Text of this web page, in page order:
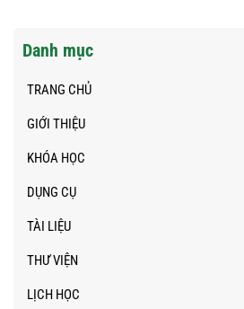
Danh mục
TRANG CHỦ
GIỚI THIỆU
KHÓA HỌC
DỤNG CỤ
TÀI LIỆU
THƯ VIỆN
LỊCH HỌC